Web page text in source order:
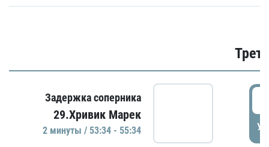
Задержка соперника
29.Хривик Марек
2 минуты / 53:34 - 55:34